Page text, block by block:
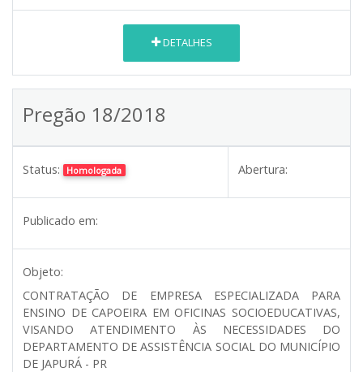
DETALHES
Pregão 18/2018
Status: Homologada Abertura:
Publicado em:
Objeto:
CONTRATAÇÃO DE EMPRESA ESPECIALIZADA PARA
ENSINO DE CAPOEIRA EM OFICINAS SOCIOEDUCATIVAS,
VISANDO ATENDIMENTO ÀS NECESSIDADES DO
DEPARTAMENTO DE ASSISTÊNCIA SOCIAL DO MUNICÍPIO
DE JAPURÁ - PR